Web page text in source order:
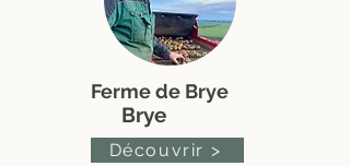
Ferme de Brye
Brye
Découvrir >